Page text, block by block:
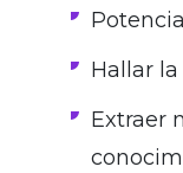
Hallar
Extraer